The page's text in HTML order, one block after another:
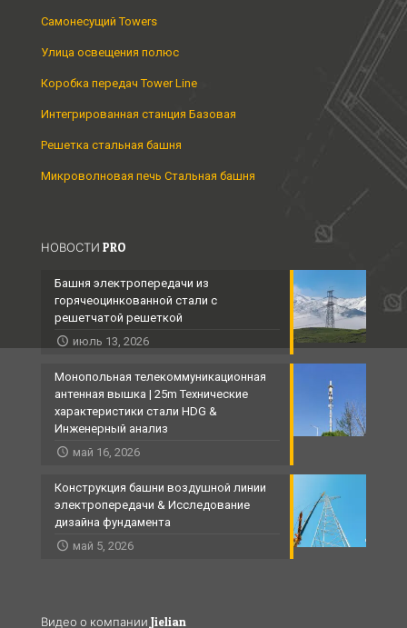
Самонесущий Towers
Улица освещения полюс
Коробка передач Tower Line
Интегрированная станция Базовая
Решетка стальная башня
Микроволновая печь Стальная башня
НОВОСТИ PRO
Башня электропередачи из
горячеоцинкованной стали с
решетчатой ​​решеткой
июль 13, 2026
Монопольная телекоммуникационная
антенная вышка | 25m Технические
характеристики стали HDG &
Инженерный анализ
май 16, 2026
Конструкция башни воздушной линии
электропередачи & Исследование
дизайна фундамента
май 5, 2026
Видео о компании Jielian